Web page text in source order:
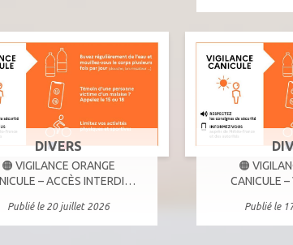
DIVERS
🟠 VIGILANCE ORANGE
– ACCÈS INTERDIT
20 JUILLET
Publié le 20 juillet 2026
🟠
CANICULE
Publié le